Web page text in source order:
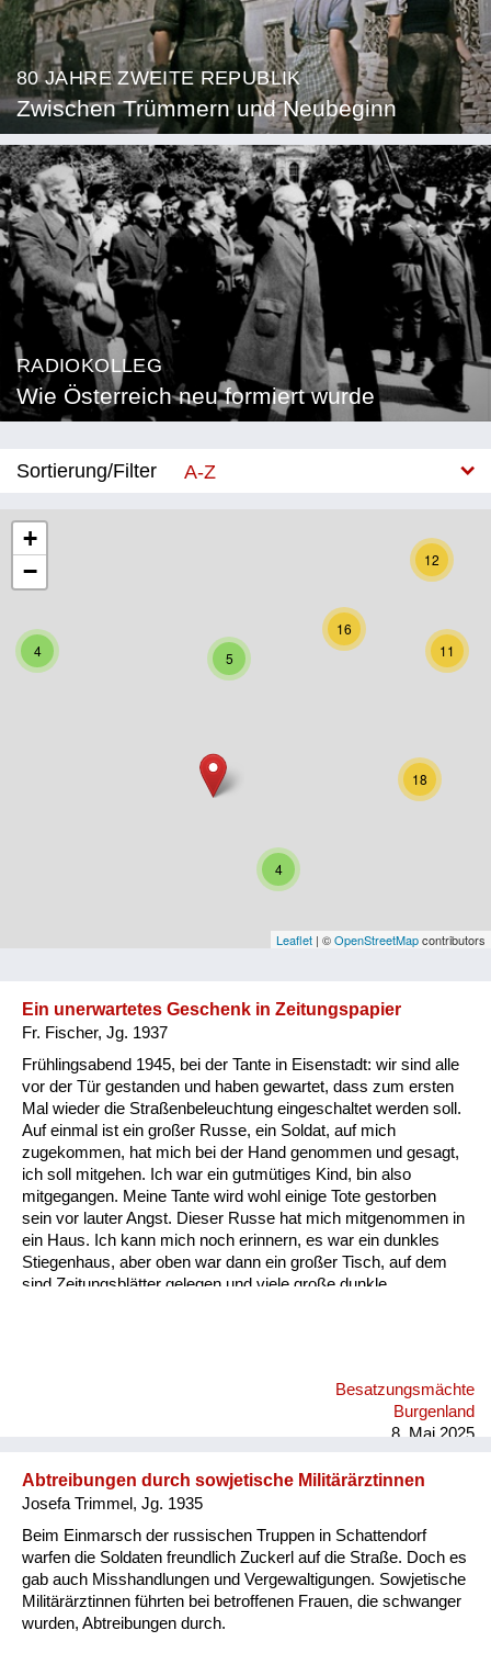
80 JAHRE ZWEITE REPUBLIK
Zwischen Trümmern und Neubeginn
RADIOKOLLEG
Wie Österreich neu formiert wurde
Sortierung/Filter
A-Z
Kärnten
Oberösterreich
Salzburg
Vorarlberg
Besatzungsmächte
Frauen, Mütter, Kinder
Versorgung
Heimkehrer
Fluchtgeschichten
Wiederaufbau und
Wohnen
4
5
12
16
11
18
4
+
−
Leaflet | ©OpenStreetMapcontributors
Ein unerwartetes Geschenk in Zeitungspapier
Fr. Fischer, Jg. 1937
Frühlingsabend 1945, bei der Tante in Eisenstadt: wir sind alle
vor der Tür gestanden und haben gewartet, dass zum ersten
Mal wieder die Straßenbeleuchtung eingeschaltet werden soll.
Auf einmal ist ein großer Russe, ein Soldat, auf mich
zugekommen, hat mich bei der Hand genommen und gesagt,
ich soll mitgehen. Ich war ein gutmütiges Kind, bin also
mitgegangen. Meine Tante wird wohl einige Tote gestorben
sein vor lauter Angst. Dieser Russe hat mich mitgenommen in
ein Haus. Ich kann mich noch erinnern, es war ein dunkles
Stiegenhaus, aber oben war dann ein großer Tisch, auf dem
sind Zeitungsblätter gelegen und viele große dunkle
Besatzungsmächte
Burgenland
8. Mai 2025
Abtreibungen durch sowjetische Militärärztinnen
Josefa Trimmel, Jg. 1935
Beim Einmarsch der russischen Truppen in Schattendorf
warfen die Soldaten freundlich Zuckerl auf die Straße. Doch es
gab auch Misshandlungen und Vergewaltigungen. Sowjetische
Militärärztinnen führten bei betroffenen Frauen, die schwanger
wurden, Abtreibungen durch.